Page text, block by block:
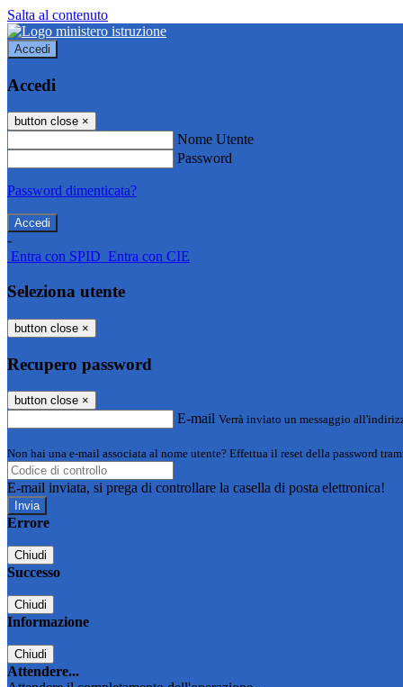
Salta al contenuto
Accedi
Accedi
button close ×
Nome Utente
Password
Password dimenticata?
-
Entra con SPID Entra con CIE
Seleziona utente
button close ×
Recupero password
button close ×
E-mail Verrà inviato un messaggio
Non hai una e-mail associata al nome utente? Effettua il reset della password
E-mail inviata, si prega di controllare la casella di posta elettronica!
Errore
Chiudi
Successo
Chiudi
Informazione
Chiudi
Attendere...